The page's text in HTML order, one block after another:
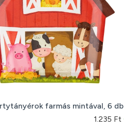
farmás mintával, 6 db
1.235 Ft